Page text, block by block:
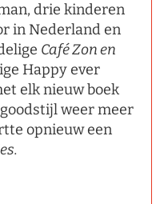
drie kinderen
in Nederland en
Café Zon en
Happy ever
elk nieuw boek
weer meer
opnieuw een